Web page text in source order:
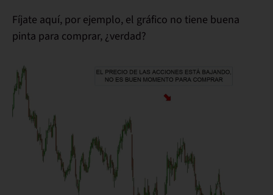
Fíjate aquí, por ejemplo, el gráfico no tiene buena
pinta para comprar, ¿verdad?